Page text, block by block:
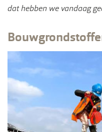
dat hebben we vandaag